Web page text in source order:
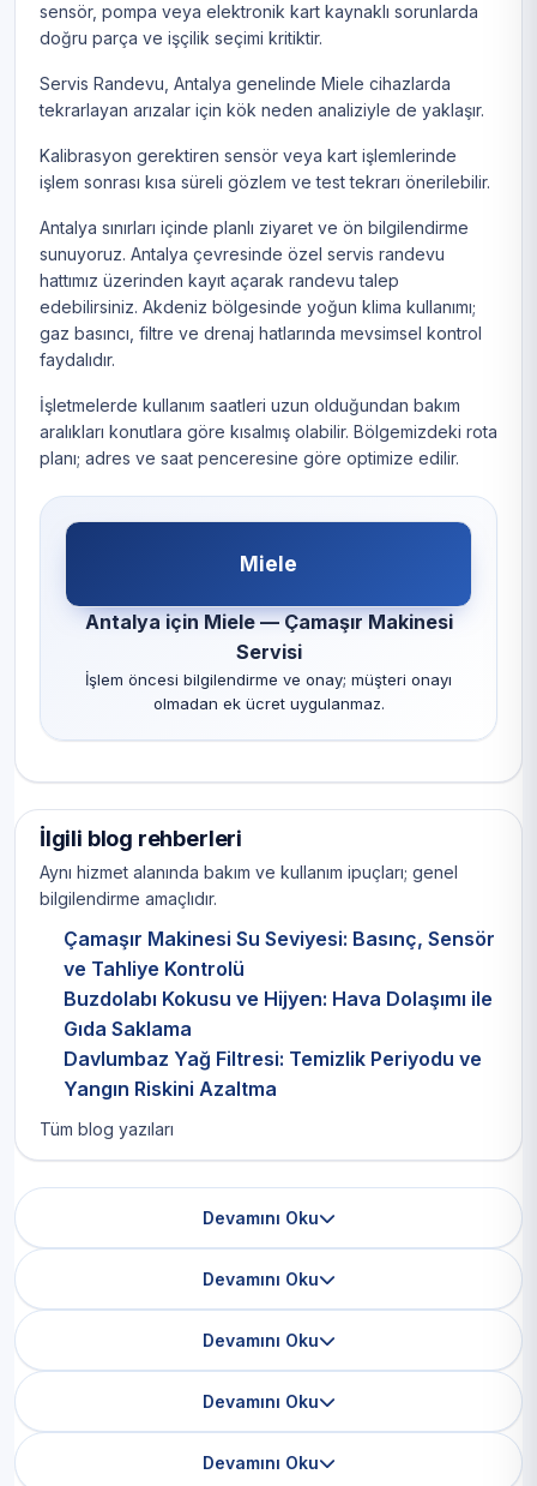
sensör, pompa veya elektronik kart kaynaklı sorunlarda
doğru parça ve işçilik seçimi kritiktir.
Servis Randevu, Antalya genelinde Miele cihazlarda
tekrarlayan arızalar için kök neden analiziyle de yaklaşır.
Kalibrasyon gerektiren sensör veya kart işlemlerinde
işlem sonrası kısa süreli gözlem ve test tekrarı önerilebilir.
Antalya sınırları içinde planlı ziyaret ve ön bilgilendirme
sunuyoruz. Antalya çevresinde özel servis randevu
hattımız üzerinden kayıt açarak randevu talep
edebilirsiniz. Akdeniz bölgesinde yoğun klima kullanımı;
gaz basıncı, filtre ve drenaj hatlarında mevsimsel kontrol
faydalıdır.
İşletmelerde kullanım saatleri uzun olduğundan bakım
aralıkları konutlara göre kısalmış olabilir. Bölgemizdeki rota
planı; adres ve saat penceresine göre optimize edilir.
Miele
Antalya için Miele — Çamaşır Makinesi
Servisi
İşlem öncesi bilgilendirme ve onay; müşteri onayı
olmadan ek ücret uygulanmaz.
İlgili blog rehberleri
Aynı hizmet alanında bakım ve kullanım ipuçları; genel
bilgilendirme amaçlıdır.
Çamaşır Makinesi Su Seviyesi: Basınç, Sensör
ve Tahliye Kontrolü
Buzdolabı Kokusu ve Hijyen: Hava Dolaşımı ile
Gıda Saklama
Davlumbaz Yağ Filtresi: Temizlik Periyodu ve
Yangın Riskini Azaltma
Tüm blog yazıları
Devamını Oku
Devamını Oku
Devamını Oku
Devamını Oku
Devamını Oku